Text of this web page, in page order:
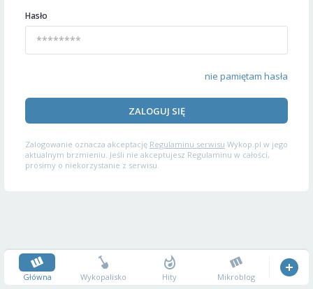
Hasło
nie pamiętam hasła
ZALOGUJ SIĘ
Zalogowanie oznacza akceptację Regulaminu serwisu Wykop.pl w jego
aktualnym brzmieniu. Jeśli nie akceptujesz Regulaminu w całości,
prosimy o niekorzystanie z serwisu.
Główna Wykopalisko Hity Mikroblog